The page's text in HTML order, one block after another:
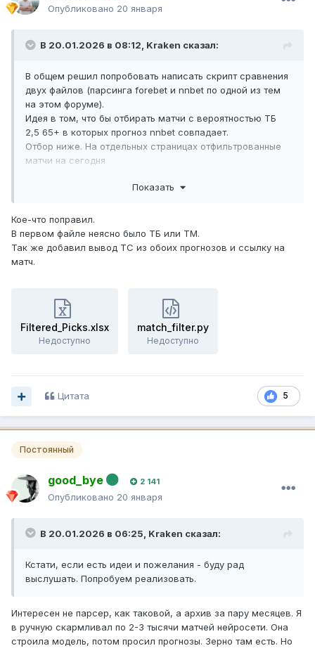
Опубликовано 20 января
В 20.01.2026 в 08:12, Kraken сказал:
В общем решил попробовать написать скрипт сравнения
двух файлов (парсинга forebet и nnbet по одной из тем
на этом форуме).
Идея в том, что бы отбирать матчи с вероятностью ТБ
2,5 65+ в которых прогноз nnbet совпадает.
Отбор ниже. На отдельных страницах отфильтрованные
матчи на сегодня
Над оформлением не заморачивался. Кому интересно,
super math там, где ТС совпадает в обоих прогнозах.
match_filter.py ·3 загрузки
Показать
Кое-что поправил.
В первом файле неясно было ТБ или ТМ.
Так же добавил вывод ТС из обоих прогнозов и ссылку на
матч.
Filtered_Picks.xlsx
Недоступно
match_filter.py
Недоступно
5
Цитата
Постоянный
good_bye 2 141
Опубликовано 20 января
В 20.01.2026 в 06:25, Kraken сказал:
Кстати, если есть идеи и пожелания - буду рад
выслушать. Попробуем реализовать.
Интересен не парсер, как таковой, а архив за пару месяцев. Я
в ручную скармливал по 2-3 тысячи матчей нейросети. Она
строила модель, потом просил прогнозы. Зерно там есть. Но